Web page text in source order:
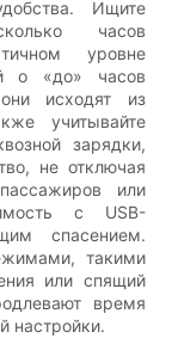
Ищите
часов
уровне
о «до» часов
исходят из
учитывайте
зарядки,
не отключая
или
с USB-
спасением.
такими
или спящий
время
настройки.